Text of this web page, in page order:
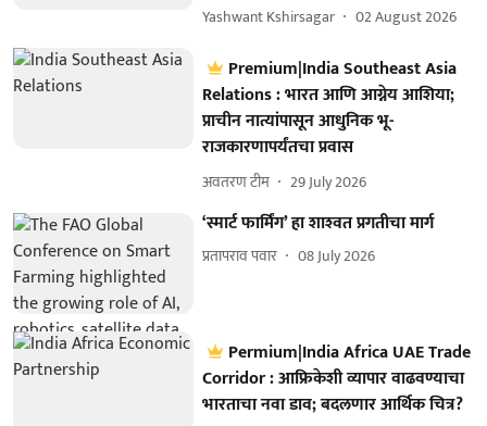
Yashwant Kshirsagar 02 August 2026
Premium|India Southeast Asia
Relations : भारत आणि आग्नेय आशिया;
प्राचीन नात्यांपासून आधुनिक भू-
राजकारणापर्यंतचा प्रवास
अवतरण टीम 29 July 2026
‘स्मार्ट फार्मिंग’ हा शाश्‍वत प्रगतीचा मार्ग
प्रतापराव पवार 08 July 2026
Permium|India Africa UAE Trade
Corridor : आफ्रिकेशी व्यापार वाढवण्याचा
भारताचा नवा डाव; बदलणार आर्थिक चित्र?